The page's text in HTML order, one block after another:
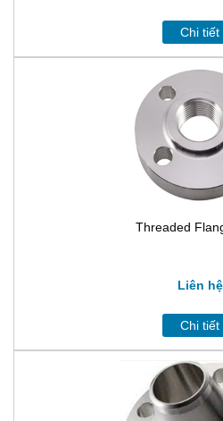
Chi tiết
Threaded
Liên hệ
Chi tiết